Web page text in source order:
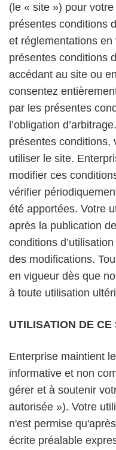
(le « site ») pour
présentes conditions
et réglementations
présentes conditions
accédant au site ou
consentez
par les présentes
l’obligation
présentes conditions,
utiliser le site.
modifier ces
vérifier
été apportées. Votre
après la publication
conditions
des modifications.
en vigueur dès que
à toute utilisation
UTILISATION DE CE
Enterprise maintient
informative et non
gérer et à soutenir
autorisée »). Votre
n'est permise
écrite préalable